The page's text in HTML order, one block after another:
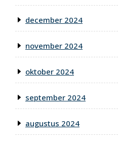
december 2024
november 2024
oktober 2024
september 2024
augustus 2024